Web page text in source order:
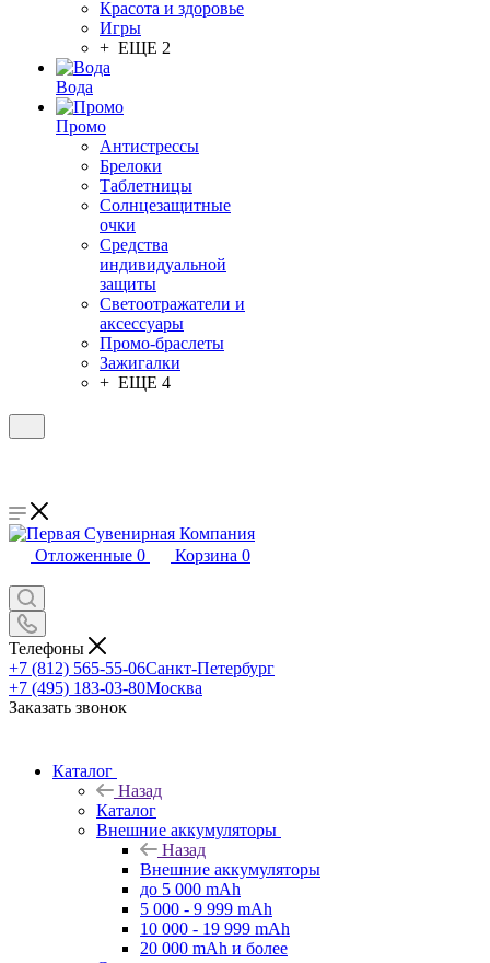
Красота и здоровье
Игры
+ ЕЩЕ 2
Вода
Промо
Антистрессы
Брелоки
Таблетницы
Солнцезащитные
очки
Средства
индивидуальной
защиты
Светоотражатели и
аксессуары
Промо-браслеты
Зажигалки
+ ЕЩЕ 4
Отложенные 0 Корзина 0
Телефоны
+7 (812) 565-55-06Санкт-Петербург
+7 (495) 183-03-80Москва
Заказать звонок
Каталог
Назад
Каталог
Внешние аккумуляторы
Назад
Внешние аккумуляторы
до 5 000 mAh
5 000 - 9 999 mAh
10 000 - 19 999 mAh
20 000 mAh и более